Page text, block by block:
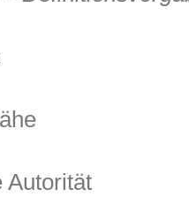
Autorität